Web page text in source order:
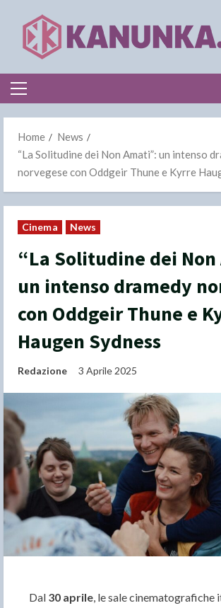
content
Primary
Home
News
“La Solitudine dei Non Amati”: un intenso
norvegese con Oddgeir Thune e Kyrre
Cinema News
“La Solitudine dei
un intenso dramedy
con Oddgeir Thune e
Haugen Sydness
Redazione 3 Aprile 2025
Dal 30 aprile, le sale cinematografiche